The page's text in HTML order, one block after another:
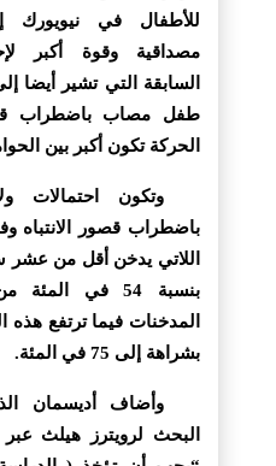
للأطفال في نيويورك
مصداقية وقوة أكبر
السابقة التي تشير أيضا
طفل مصاب باضطراب
الحركة تكون أكبر بين
وتكون احتمالات
باضطراب قصور الانتباه
اللاتي يدخن أقل من عشر
بنسبة 54 في
المدخنات فيما ترتفع
بشراهة إلى 75 في المئة.
وأضاف أديسمان
البحث لرويترز هيلث